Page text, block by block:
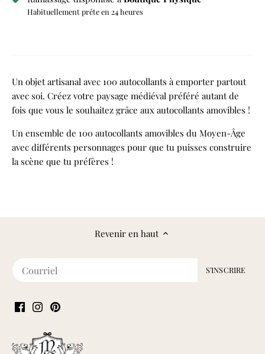
Habituellement prête en 24 heures
Un objet artisanal avec 100 autocollants à emporter partout
avec soi. Créez votre paysage médiéval préféré autant de
fois que vous le souhaitez grâce aux autocollants amovibles !
Un ensemble de 100 autocollants amovibles du Moyen-Âge
avec différents personnages pour que tu puisses construire
la scène que tu préfères !
Revenir en haut